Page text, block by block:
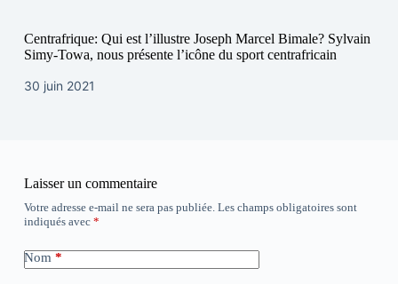
Centrafrique: Qui est l’illustre Joseph Marcel Bimale? Sylvain
Simy-Towa, nous présente l’icône du sport centrafricain
30 juin 2021
Laisser un commentaire
Votre adresse e-mail ne sera pas publiée. Les champs obligatoires sont
indiqués avec *
Nom*